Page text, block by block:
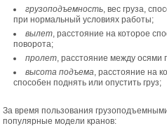
грузоподъемность, вес груза,
при нормальный условиях работы;
вылет, расстояние на которое
поворота;
пролет, расстояние между осями
высота подъема, расстояние на
способен поднять или опустить груз;
За время пользования
популярные модели кранов: